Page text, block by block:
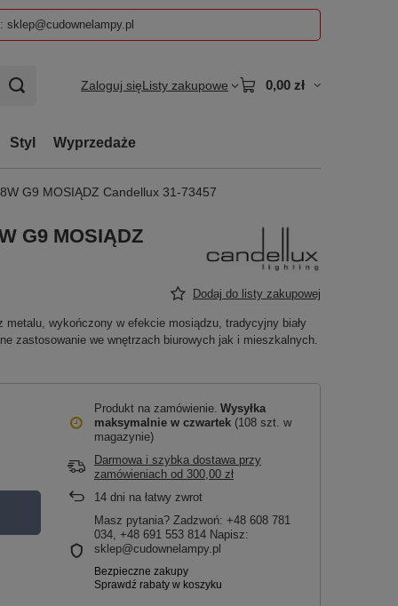
sklep@cudownelampy.pl
Zaloguj sięListy zakupowe 0,00 zł
Styl Wyprzedaże
G9 MOSIĄDZ Candellux 31-73457
G9 MOSIĄDZ
Dodaj do listy zakupowej
wykończony w efekcie mosiądzu, tradycyjny biały
zastosowanie we wnętrzach biurowych jak i mieszkalnych.
Produkt na zamówienie Wysyłka
maksymalnie w czwartek (108 szt. w
magazynie)
Darmowa i szybka dostawa przy
zamówieniach od 300,00 zł
14 dni na łatwy zwrot
Masz pytania? Zadzwoń: +48 608 781
034, +48 691 553 814 Napisz:
sklep@cudownelampy.pl